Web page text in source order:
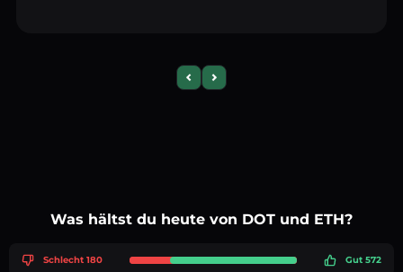
Previous slide
Next slide
Was hältst du heute von DOT und ETH?
Schlecht 180 Gut 572